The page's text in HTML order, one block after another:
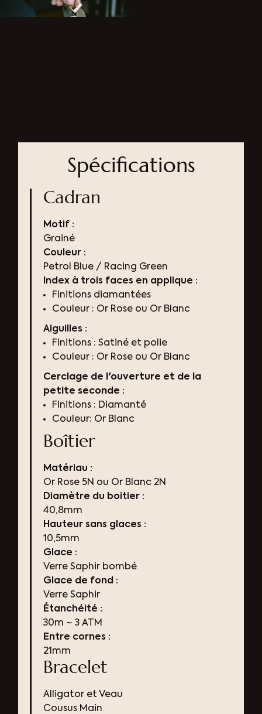
Spécifications
Cadran
Motif :
Grainé
Couleur :
Petrol Blue / Racing Green
Index à trois faces en applique :
Finitions diamantées
Couleur : Or Rose ou Or Blanc
Aiguilles :
Finitions : Satiné et polie
Couleur : Or Rose ou Or Blanc
Cerclage de l'ouverture et de la
petite seconde :
Finitions : Diamanté
Couleur: Or Blanc
Boîtier
Matériau :
Or Rose 5N ou Or Blanc 2N
Diamètre du boitier :
40,8mm
Hauteur sans glaces :
10,5mm
Glace :
Verre Saphir bombé
Glace de fond :
Verre Saphir
Étanchéité :
30m ~ 3 ATM
Entre cornes :
21mm
Bracelet
Alligator et Veau
Cousus Main